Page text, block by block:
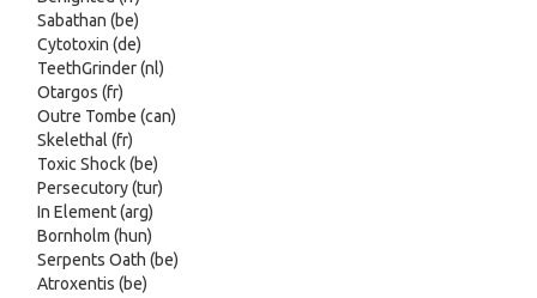
Sabathan (be)
Cytotoxin (de)
TeethGrinder (nl)
Otargos (fr)
Outre Tombe (can)
Skelethal (fr)
Toxic Shock (be)
Persecutory (tur)
In Element (arg)
Bornholm (hun)
Serpents Oath (be)
Atroxentis (be)